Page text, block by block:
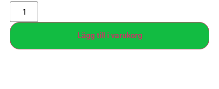
Lägg till i varukorg